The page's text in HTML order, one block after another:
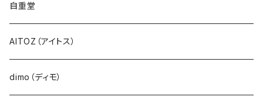
自重堂
AITOZ（アイトス）
dimo（ディモ）